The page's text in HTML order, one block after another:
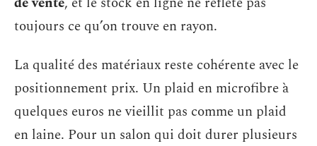
toujours ce qu’on trouve en rayon.
La qualité des matériaux reste cohérente avec le
positionnement prix. Un plaid en microfibre à
quelques euros ne vieillit pas comme un plaid
en laine. Pour un salon qui doit durer plusieurs